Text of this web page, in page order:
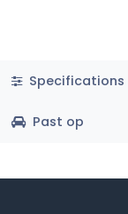
Specifications
Past op